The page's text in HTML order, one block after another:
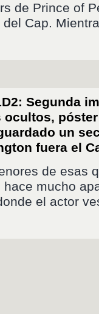
de Prince of
Cap.
Segunda
un
fuera el
de esas
mucho
el actor